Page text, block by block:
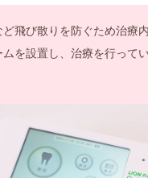
飛び散りを防ぐため治療
を設置し、治療を行ってい